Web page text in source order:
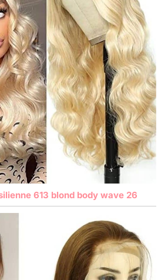
613 blond body wave 26